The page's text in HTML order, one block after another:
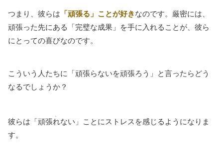
つまり、彼らは 「頑張る」ことが好きなのです。厳密には、
頑張った先にある「完璧な成果」を手に入れることが、彼ら
にとっての喜びなのです。
こういう人たちに「頑張らないを頑張ろう」と言ったらどう
なるでしょうか？
彼らは「頑張れ
、
ない」ことにストレスを感じるようになりま
す。